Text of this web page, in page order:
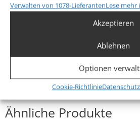
Verwalten von 1078-LieferantenLese mehr
Akzeptieren
Ablehnen
Optionen
Cookie-RichtlinieDatenschutz
Leistung (W)
Dimmbarkeit
Ja
Mehr anzeigen
Ähnliche Produkte